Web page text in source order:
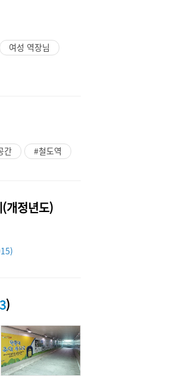
여성 역장님
간 #철도역
개정년도)
3)